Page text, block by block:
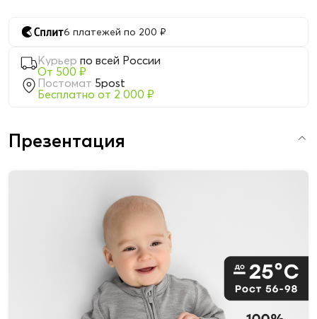
6 платежей по 200 ₽
Курьер по всей России
От 500 ₽
Постомат 5post
Бесплатно от 2 000 ₽
Презентация